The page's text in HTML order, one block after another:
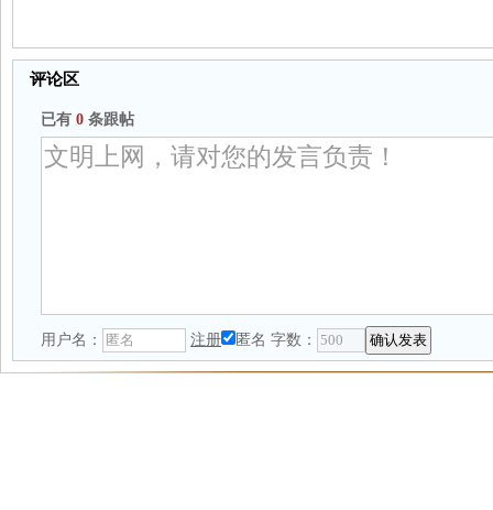
评论区
已有 0 条跟帖
用户名： 注册 匿名 字数：